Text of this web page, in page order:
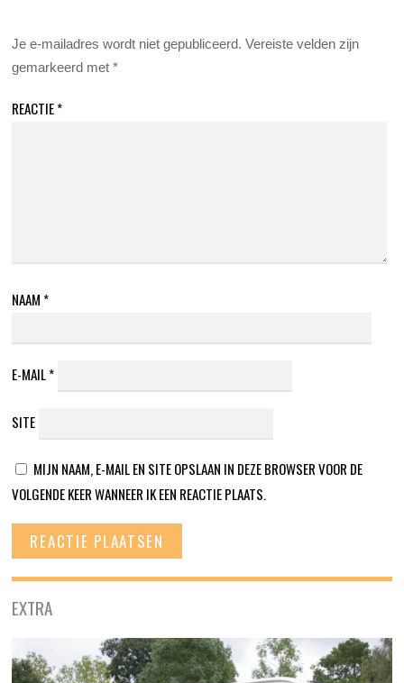
Je e-mailadres wordt niet gepubliceerd. Vereiste velden zijn
gemarkeerd met*
REACTIE*
NAAM *
E-MAIL*
SITE
MIJN NAAM, E-MAIL EN SITE OPSLAAN IN DEZE BROWSER VOOR DE
VOLGENDE KEER WANNEER IK EEN REACTIE PLAATS.
EXTRA